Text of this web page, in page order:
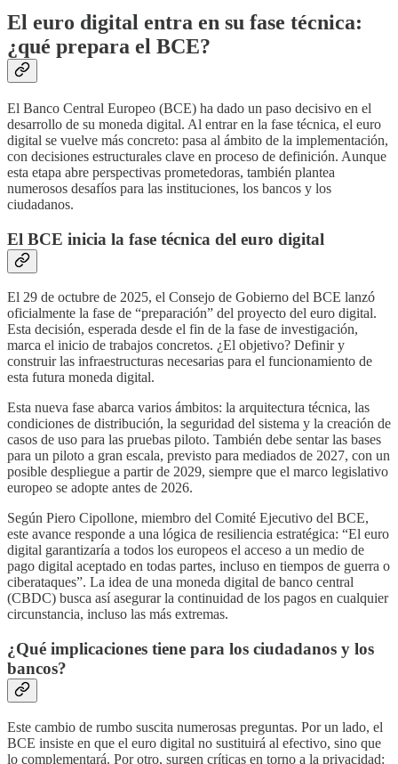
El euro digital entra en su fase técnica:
¿qué prepara el BCE?
El Banco Central Europeo (BCE) ha dado un paso decisivo en el
desarrollo de su moneda digital. Al entrar en la fase técnica, el euro
digital se vuelve más concreto: pasa al ámbito de la implementación,
con decisiones estructurales clave en proceso de definición. Aunque
esta etapa abre perspectivas prometedoras, también plantea
numerosos desafíos para las instituciones, los bancos y los
ciudadanos.
El BCE inicia la fase técnica del euro digital
El 29 de octubre de 2025, el Consejo de Gobierno del BCE lanzó
oficialmente la fase de “preparación” del proyecto del euro digital.
Esta decisión, esperada desde el fin de la fase de investigación,
marca el inicio de trabajos concretos. ¿El objetivo? Definir y
construir las infraestructuras necesarias para el funcionamiento de
esta futura moneda digital.
Esta nueva fase abarca varios ámbitos: la arquitectura técnica, las
condiciones de distribución, la seguridad del sistema y la creación de
casos de uso para las pruebas piloto. También debe sentar las bases
para un piloto a gran escala, previsto para mediados de 2027, con un
posible despliegue a partir de 2029, siempre que el marco legislativo
europeo se adopte antes de 2026.
Según Piero Cipollone, miembro del Comité Ejecutivo del BCE,
este avance responde a una lógica de resiliencia estratégica: “El euro
digital garantizaría a todos los europeos el acceso a un medio de
pago digital aceptado en todas partes, incluso en tiempos de guerra o
ciberataques”. La idea de una moneda digital de banco central
(CBDC) busca así asegurar la continuidad de los pagos en cualquier
circunstancia, incluso las más extremas.
¿Qué implicaciones tiene para los ciudadanos y los
bancos?
Este cambio de rumbo suscita numerosas preguntas. Por un lado, el
BCE insiste en que el euro digital no sustituirá al efectivo, sino que
lo complementará. Por otro, surgen críticas en torno a la privacidad: